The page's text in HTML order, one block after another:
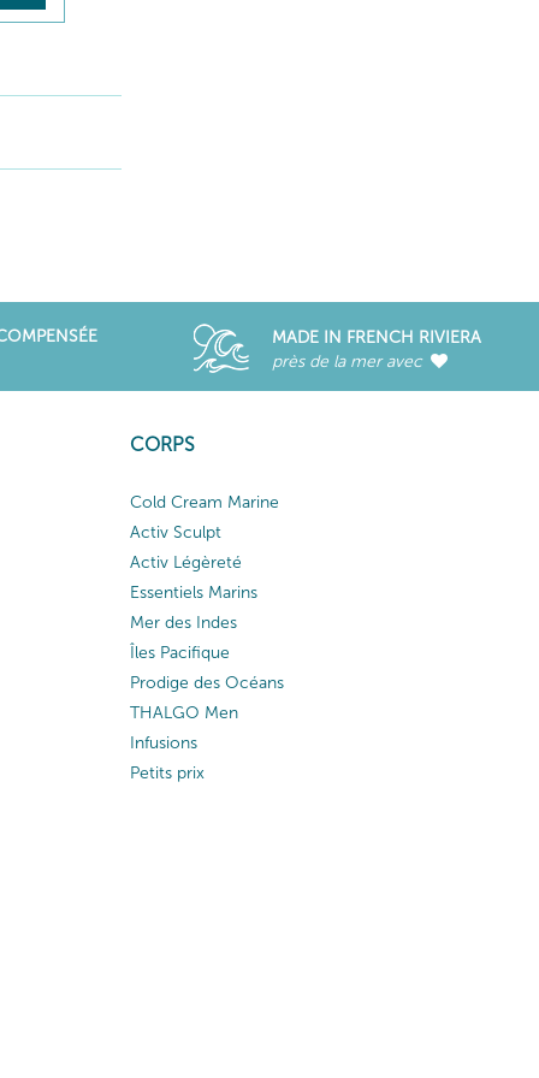
MADE IN FRENCH RIVIERA
près de la mer avec
CORPS
Cold Cream Marine
Activ Sculpt
Activ Légèreté
Essentiels Marins
Mer des Indes
Îles Pacifique
Prodige des Océans
THALGO Men
Infusions
Petits prix